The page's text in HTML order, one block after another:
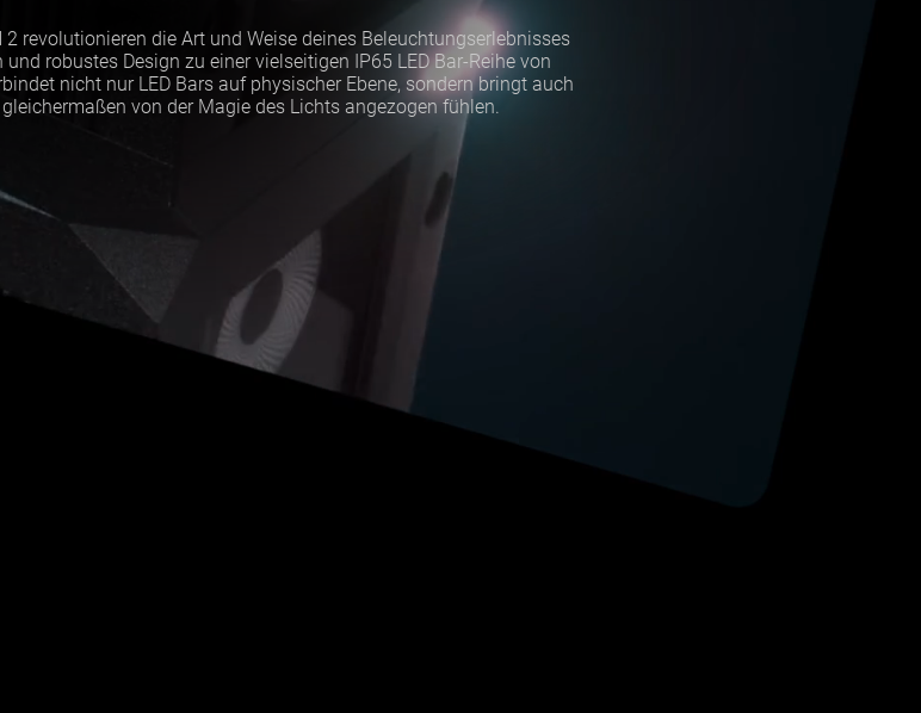
2 revolutionieren die Art und Weise deines Beleuchtungserlebnisses
robustes Design zu einer vielseitigen IP65 LED Bar-Reihe von
nicht nur LED Bars auf physischer Ebene, sondern bringt auch
von der Magie des Lichts angezogen fühlen.